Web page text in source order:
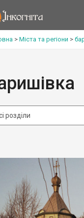
> Міста та регіони >